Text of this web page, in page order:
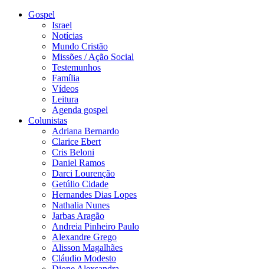
Gospel
Israel
Notícias
Mundo Cristão
Missões / Ação Social
Testemunhos
Família
Vídeos
Leitura
Agenda gospel
Colunistas
Adriana Bernardo
Clarice Ebert
Cris Beloni
Daniel Ramos
Darci Lourenção
Getúlio Cidade
Hernandes Dias Lopes
Nathalia Nunes
Jarbas Aragão
Andreia Pinheiro Paulo
Alexandre Grego
Alisson Magalhães
Cláudio Modesto